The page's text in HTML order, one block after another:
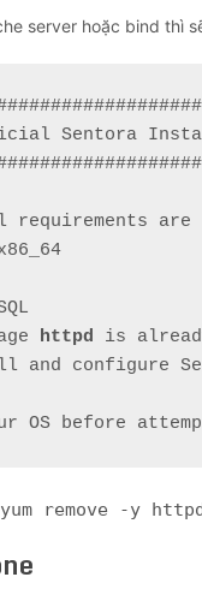
server hoặc bind thì
Sentora
requirements are
httpd is
and configure
OS before
yum remove -y